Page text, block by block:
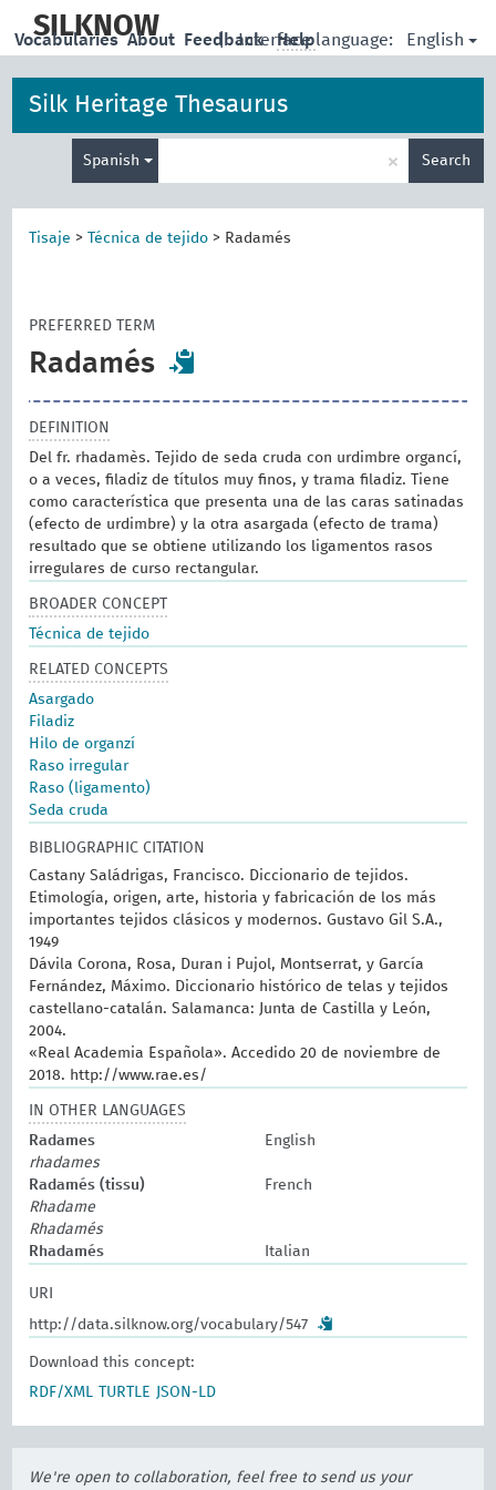
main
SILKNOW | Interface language: English
Vocabularies About Feedback Help
Silk Heritage Thesaurus
Spanish × Search
Tisaje > Técnica de tejido > Radamés
PREFERRED TERM
Radamés
DEFINITION
Del fr. rhadamès. Tejido de seda cruda con urdimbre organcí,
o a veces, filadiz de títulos muy finos, y trama filadiz. Tiene
como característica que presenta una de las caras satinadas
(efecto de urdimbre) y la otra asargada (efecto de trama)
resultado que se obtiene utilizando los ligamentos rasos
irregulares de curso rectangular.
BROADER CONCEPT
Técnica de tejido
RELATED CONCEPTS
Asargado
Filadiz
Hilo de organzí
Raso irregular
Raso (ligamento)
Seda cruda
BIBLIOGRAPHIC CITATION
Castany Saládrigas, Francisco. Diccionario de tejidos.
Etimología, origen, arte, historia y fabricación de los más
importantes tejidos clásicos y modernos. Gustavo Gil S.A.,
1949
Dávila Corona, Rosa, Duran i Pujol, Montserrat, y García
Fernández, Máximo. Diccionario histórico de telas y tejidos
castellano-catalán. Salamanca: Junta de Castilla y León,
2004.
«Real Academia Española». Accedido 20 de noviembre de
2018. http://www.rae.es/
IN OTHER LANGUAGES
Radames
English
rhadames
Radamés (tissu)
French
Rhadame
Rhadamés
Rhadamés
Italian
URI
http://data.silknow.org/vocabulary/547
Download this concept:
RDF/XML
TURTLE JSON-LD
We're open to collaboration, feel free to send us your